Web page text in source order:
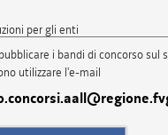
per gli enti
i bandi di concorso sul
utilizzare l'e-mail